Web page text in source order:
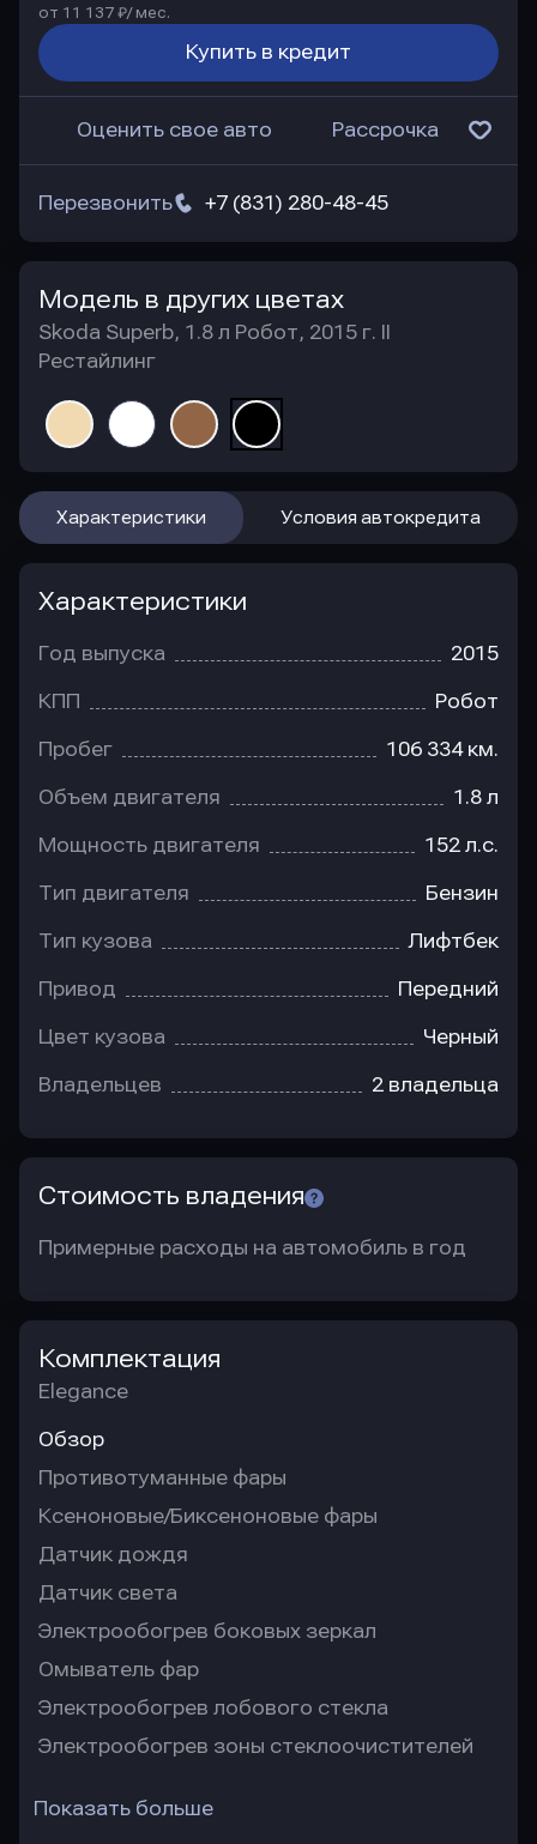
от 11 137 ₽/ мес.
Купить в кредит
Оценить свое авто Рассрочка
+7 (831) 280-48-45
Перезвонить
Модель в других цветах
Skoda Superb, 1.8 л Робот, 2015 г. II
Рестайлинг
Характеристики Условия автокредита
Характеристики
Год выпуска 2015
КПП Робот
Пробег 106 334 км.
Объем двигателя 1.8 л
Мощность двигателя 152 л.с.
Тип двигателя Бензин
Тип кузова Лифтбек
Привод Передний
Цвет кузова Черный
Владельцев 2 владельца
Стоимость владения
Примерные расходы на автомобиль в год
Комплектация
Elegance
Обзор
Противотуманные фары
Ксеноновые/Биксеноновые фары
Датчик дождя
Датчик света
Электрообогрев боковых зеркал
Омыватель фар
Электрообогрев лобового стекла
Электрообогрев зоны стеклоочистителей
Показать больше